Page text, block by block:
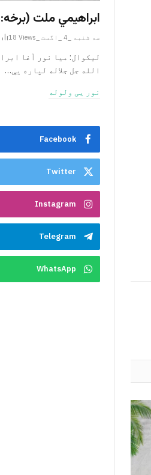
ابراهيمي ملت (برخه: ۶)
سه شنبه _4 _اگست _2026AH 4-8-2026AD 18 Views
الله جل جلاله لپاره یې…
نور یی ولوله
Facebook
Twitter
Instagram
Telegram
WhatsApp